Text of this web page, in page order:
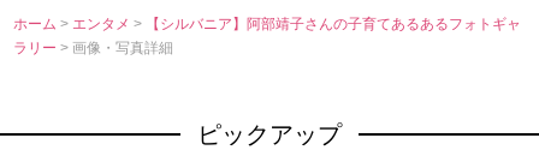
ホーム > エンタメ>
【シルバニア】阿部靖子さんの子育てあるあるフォトギャ
ラリー> 画像・写真詳細
ピックアップ